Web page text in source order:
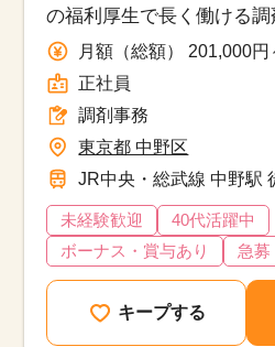
の福利厚生で長く働ける
分＆年休123日
月額（総額） 201,000円
正社員
調剤事務
東京都 中野区
JR中央・総武線 中野駅
未経験歓迎
40代活躍中
ボーナス・賞与あり
急募
キープする